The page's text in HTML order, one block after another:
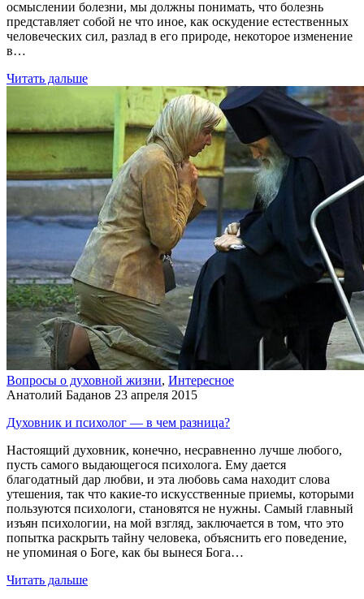
осмыслении болезни, мы должны понимать, что болезнь
представляет собой не что иное, как оскудение естественных
человеческих сил, разлад в его природе, некоторое изменение
в…
Читать дальше
Вопросы о духовной жизни, Интересное
Анатолий Баданов 23 апреля 2015
Духовник и психолог — в чем разница?
Настоящий духовник, конечно, несравненно лучше любого,
пусть самого выдающегося психолога. Ему дается
благодатный дар любви, и эта любовь сама находит слова
утешения, так что какие-то искусственные приемы, которыми
пользуются психологи, становятся не нужны. Самый главный
изъян психологии, на мой взгляд, заключается в том, что это
попытка раскрыть тайну человека, объяснить его поведение,
не упоминая о Боге, как бы вынеся Бога…
Читать дальше